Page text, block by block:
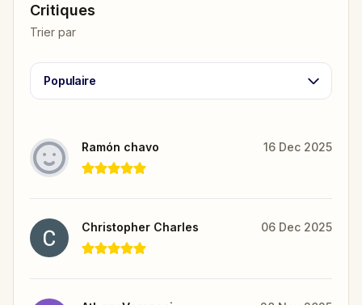
Critiques
Trier par
Populaire
Ramón chavo 16 Dec 2025
Christopher Charles 06 Dec 2025